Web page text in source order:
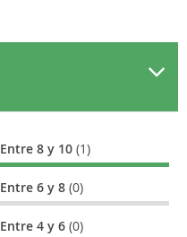
Entre 8 y 10(1)
Entre 6 y 8(0)
Entre 4 y 6(0)